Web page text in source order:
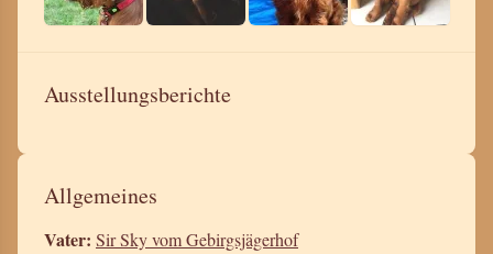
Ausstellungsberichte
Allgemeines
Vater: Sir Sky vom Gebirgsjägerhof